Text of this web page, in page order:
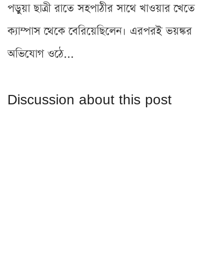
পড়ুয়া ছাত্রী রাতে সহপাঠীর সাথে খাওয়ার খেতে
ক্যাম্পাস থেকে বেরিয়েছিলেন। এরপরই ভয়ঙ্কর
অভিযোগ ওঠে...
Discussion about this post